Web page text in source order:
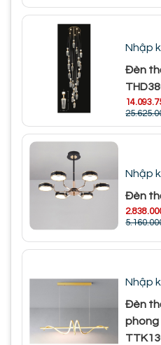
Nhập
Đèn
Nhập
Đèn
Nhập
Đèn
phong